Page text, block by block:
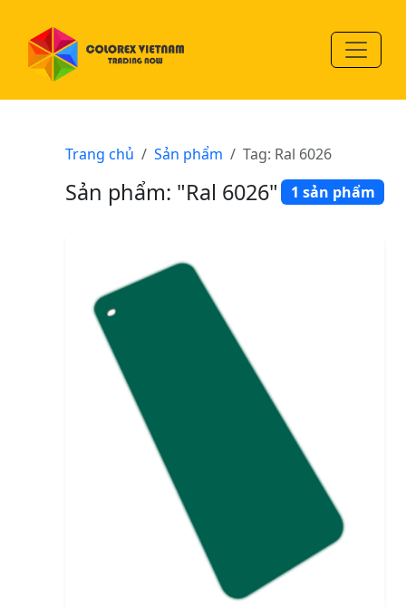
Trang chủ Sản phẩm Tag: Ral 6026
Sản phẩm: "Ral 6026" 1 sản phẩm